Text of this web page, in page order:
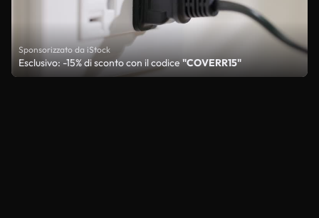
Sponsorizzato da iStock
Esclusivo: -15% di sconto con il codice"COVERR15"